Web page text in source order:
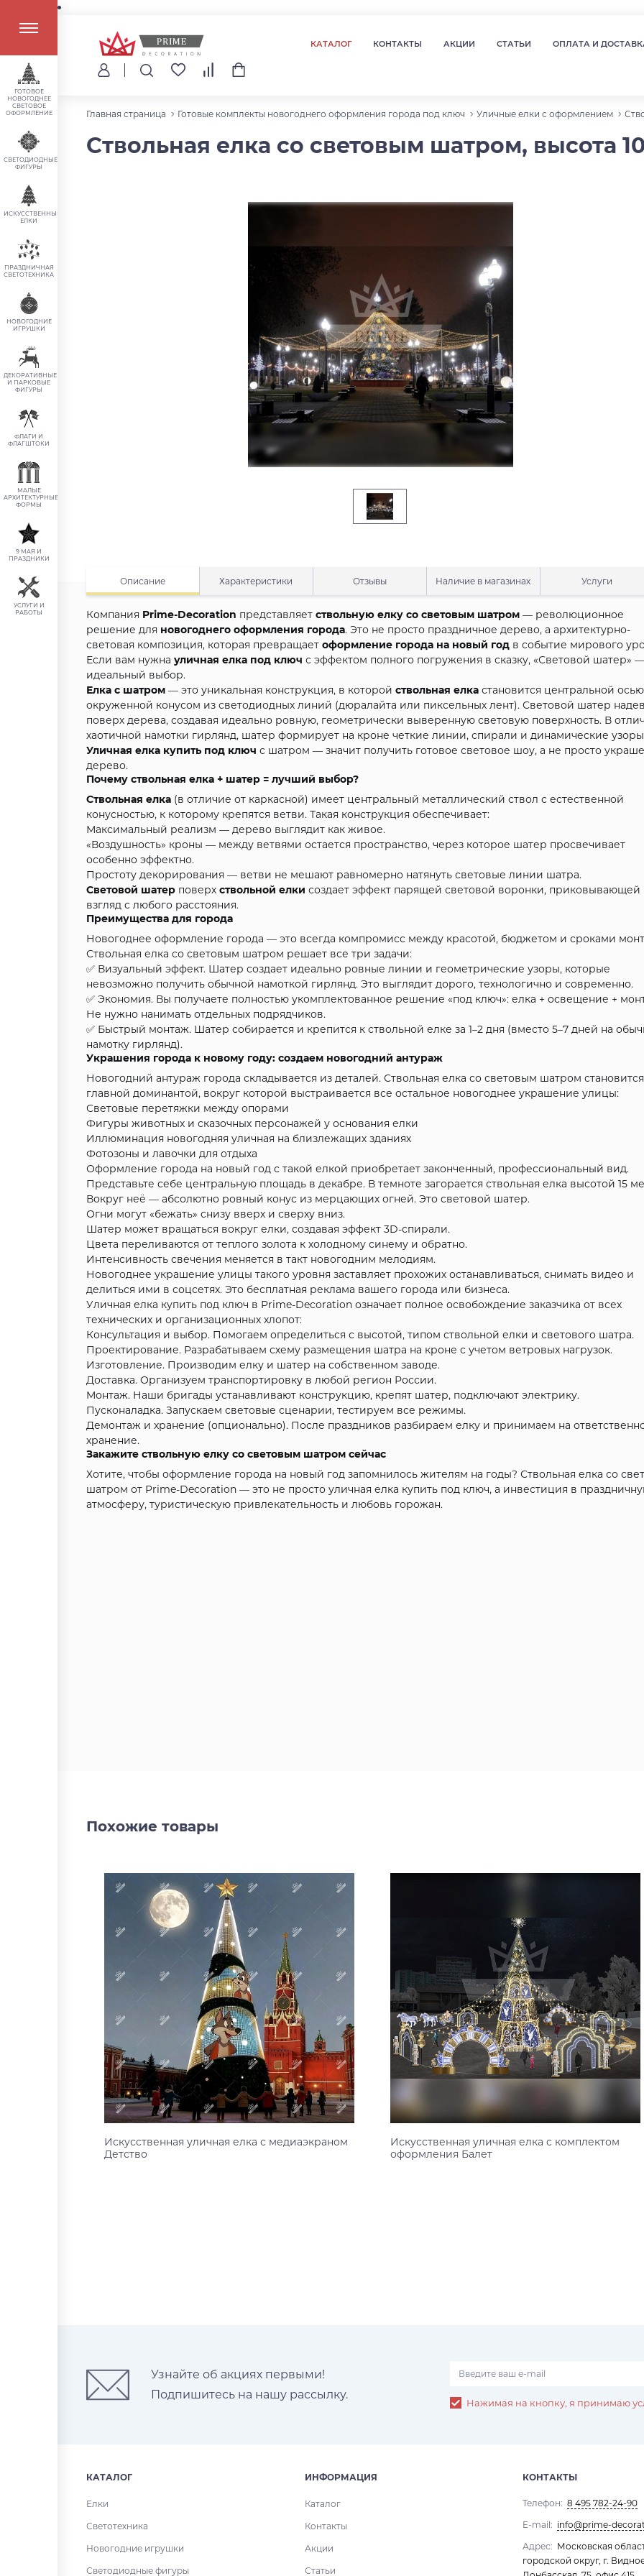
КАТАЛОГ КОНТАКТЫ АКЦИИ СТАТЬИ ОПЛАТА И
ГОТОВОЕ
НОВОГОДНЕЕ
СВЕТОВОЕ
ОФОРМЛЕНИЕ
СВЕТОДИОДНЫЕ
ФИГУРЫ
ИСКУССТВЕННЫЕ
ЕЛКИ
ПРАЗДНИЧНАЯ
СВЕТОТЕХНИКА
НОВОГОДНИЕ
ИГРУШКИ
ДЕКОРАТИВНЫЕ
И ПАРКОВЫЕ
ФИГУРЫ
ФЛАГИ И
ФЛАГШТОКИ
МАЛЫЕ
АРХИТЕКТУРНЫЕ
ФОРМЫ
9 МАЯ И
ПРАЗДНИКИ
УСЛУГИ И
РАБОТЫ
Главная страница Готовые комплекты новогоднего оформления города под ключ Уличные елки с оформлением
Ствольная елка со световым шатром, высота
Описание Характеристики Отзывы Наличие в магазинах Услуги
Компания Prime-Decoration представляет ствольную елку со световым шатром — революционное
решение для новогоднего оформления города. Это не просто праздничное дерево, а архитектурно-
световая композиция, которая превращает оформление города на новый год в событие мирового
Если вам нужна уличная елка под ключ с эффектом полного погружения в сказку, «Световой шатер»
идеальный выбор.
Елка с шатром — это уникальная конструкция, в которой ствольная елка становится центральной
окруженной конусом из светодиодных линий (дюралайта или пиксельных лент). Световой шатер
поверх дерева, создавая идеально ровную, геометрически выверенную световую поверхность. В
хаотичной намотки гирлянд, шатер формирует на кроне четкие линии, спирали и динамические
Уличная елка купить под ключ с шатром — значит получить готовое световое шоу, а не просто
дерево.
Почему ствольная елка + шатер = лучший выбор?
Ствольная елка (в отличие от каркасной) имеет центральный металлический ствол с естественной
конусностью, к которому крепятся ветви. Такая конструкция обеспечивает:
Максимальный реализм — дерево выглядит как живое.
«Воздушность» кроны — между ветвями остается пространство, через которое шатер просвечивает
особенно эффектно.
Простоту декорирования — ветви не мешают равномерно натянуть световые линии шатра.
Световой шатер поверх ствольной елки создает эффект парящей световой воронки, приковывающей
взгляд с любого расстояния.
Преимущества для города
Новогоднее оформление города — это всегда компромисс между красотой, бюджетом и сроками
Ствольная елка со световым шатром решает все три задачи:
✅ Визуальный эффект. Шатер создает идеально ровные линии и геометрические узоры, которые
невозможно получить обычной намоткой гирлянд. Это выглядит дорого, технологично и современно.
✅ Экономия. Вы получаете полностью укомплектованное решение «под ключ»: елка + освещение +
Не нужно нанимать отдельных подрядчиков.
✅ Быстрый монтаж. Шатер собирается и крепится к ствольной елке за 1–2 дня (вместо 5–7 дней на
намотку гирлянд).
Украшения города к новому году: создаем новогодний антураж
Новогодний антураж города складывается из деталей. Ствольная елка со световым шатром становится
главной доминантой, вокруг которой выстраивается все остальное новогоднее украшение улицы:
Световые перетяжки между опорами
Фигуры животных и сказочных персонажей у основания елки
Иллюминация новогодняя уличная на близлежащих зданиях
Фотозоны и лавочки для отдыха
Оформление города на новый год с такой елкой приобретает законченный, профессиональный вид.
Представьте себе центральную площадь в декабре. В темноте загорается ствольная елка высотой 15
Вокруг неё — абсолютно ровный конус из мерцающих огней. Это световой шатер.
Огни могут «бежать» снизу вверх и сверху вниз.
Шатер может вращаться вокруг елки, создавая эффект 3D-спирали.
Цвета переливаются от теплого золота к холодному синему и обратно.
Интенсивность свечения меняется в такт новогодним мелодиям.
Новогоднее украшение улицы такого уровня заставляет прохожих останавливаться, снимать видео и
делиться ими в соцсетях. Это бесплатная реклама вашего города или бизнеса.
Уличная елка купить под ключ в Prime-Decoration означает полное освобождение заказчика от всех
технических и организационных хлопот:
Консультация и выбор. Помогаем определиться с высотой, типом ствольной елки и светового шатра.
Проектирование. Разрабатываем схему размещения шатра на кроне с учетом ветровых нагрузок.
Изготовление. Производим елку и шатер на собственном заводе.
Доставка. Организуем транспортировку в любой регион России.
Монтаж. Наши бригады устанавливают конструкцию, крепят шатер, подключают электрику.
Пусконаладка. Запускаем световые сценарии, тестируем все режимы.
Демонтаж и хранение (опционально). После праздников разбираем елку и принимаем на
хранение.
Закажите ствольную елку со световым шатром сейчас
Хотите, чтобы оформление города на новый год запомнилось жителям на годы? Ствольная елка со
шатром от Prime-Decoration — это не просто уличная елка купить под ключ, а инвестиция в
атмосферу, туристическую привлекательность и любовь горожан.
Похожие товары
Искусственная уличная елка с медиаэкраном
Детство
Искусственная уличная елка с комплектом
оформления Балет
Узнайте об акциях первыми!
Подпишитесь на нашу рассылку.
Нажимая на кнопку, я принимаю
КАТАЛОГ
Елки
Светотехника
Новогодние игрушки
Светодиодные фигуры
ИНФОРМАЦИЯ
Каталог
Контакты
Акции
Статьи
КОНТАКТЫ
Телефон: 8 495 782-24-90
E-mail: info@prime-
Адрес: Московская
городской округ, г.